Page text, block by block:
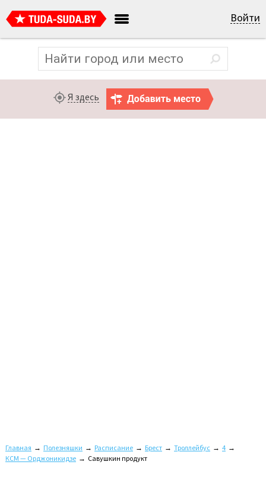
Войти
Я здесь
Главная → Полезняшки → Расписание → Брест → Троллейбус → 4 →
КСМ — Орджоникидзе → Савушкин продукт